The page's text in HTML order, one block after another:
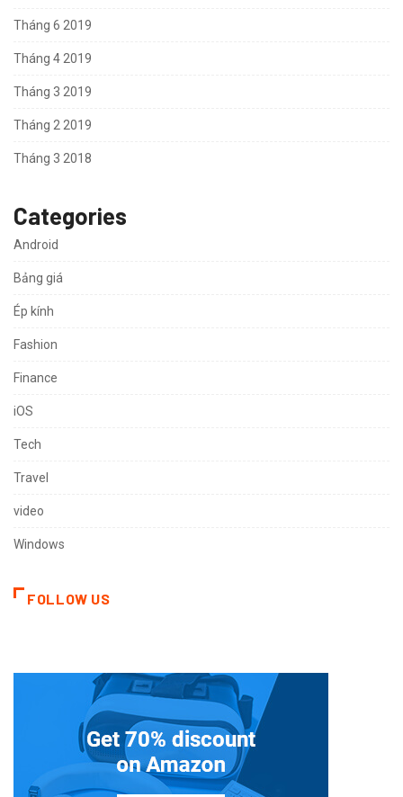
Tháng 6 2019
Tháng 4 2019
Tháng 3 2019
Tháng 2 2019
Tháng 3 2018
Categories
Android
Bảng giá
Ép kính
Fashion
Finance
iOS
Tech
Travel
video
Windows
FOLLOW US